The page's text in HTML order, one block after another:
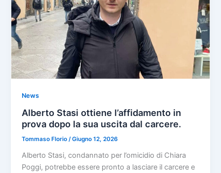
News
Alberto Stasi ottiene l’affidamento in
prova dopo la sua uscita dal carcere.
Tommaso Florio/Giugno 12, 2026
Alberto Stasi, condannato per l’omicidio di Chiara
Poggi, potrebbe essere pronto a lasciare il carcere e